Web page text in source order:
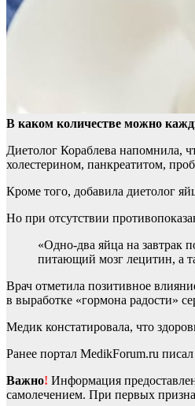
В каком количестве можно
Диетолог Кораблева напомнила,
холестерином, панкреатитом,
Кроме того, добавила диетолог
Но при отсутствии
«Одно-два яйца на завтрак
питающий мозг лецитин, а
Врач отметила позитивное
в выработке «гормона радости»
Медик констатировала, что
Ранее портал MedikForum.ru
Важно! Информация
самолечением. При первых